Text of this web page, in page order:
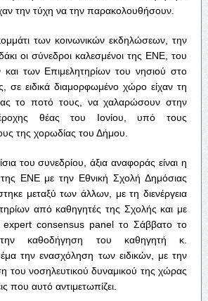
την τύχη να την παρακολουθήσουν.
των κοινωνικών εκδηλώσεων, την
οι σύνεδροι καλεσμένοι της ΕΝΕ, του
των Επιμελητηρίων του νησιού στο
σε ειδικά διαμορφωμένο χώρο είχαν τη
το ποτό τους, να χαλαρώσουν στην
θέας του Ιονίου, υπό τους
της χορωδίας του Δήμου.
του συνεδρίου, άξια αναφοράς είναι η
ΕΝΕ με την Εθνική Σχολή Δημόσιας
μεταξύ των άλλων, με τη διενέργεια
από καθηγητές της Σχολής και με
expert consensus panel το Σάββατο το
καθοδήγηση του καθηγητή κ.
την ενασχόληση των ειδικών, με την
του νοσηλευτικού δυναμικού της χώρας
που αυτό αντιμετωπίζει.